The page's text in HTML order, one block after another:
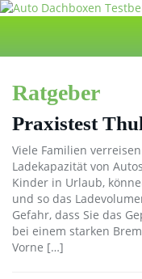
Skip
content
Ratgeber
Praxistest
Viele Familien
Ladekapazität von
Kinder in Urlaub,
und so das
Gefahr, dass Sie das
bei einem starken
Vorne […]